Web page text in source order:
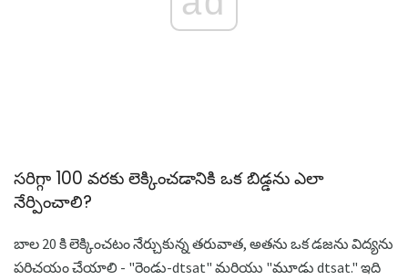
సరిగ్గా 100 వరకు లెక్కించడానికి ఒక బిడ్డను ఎలా
నేర్పించాలి?
బాల 20 కి లెక్కించటం నేర్చుకున్న తరువాత, అతను ఒక డజను విద్యను
పరిచయం చేయాలి - "రెండు-dtsat" మరియు "మూడు dtsat." ఇది